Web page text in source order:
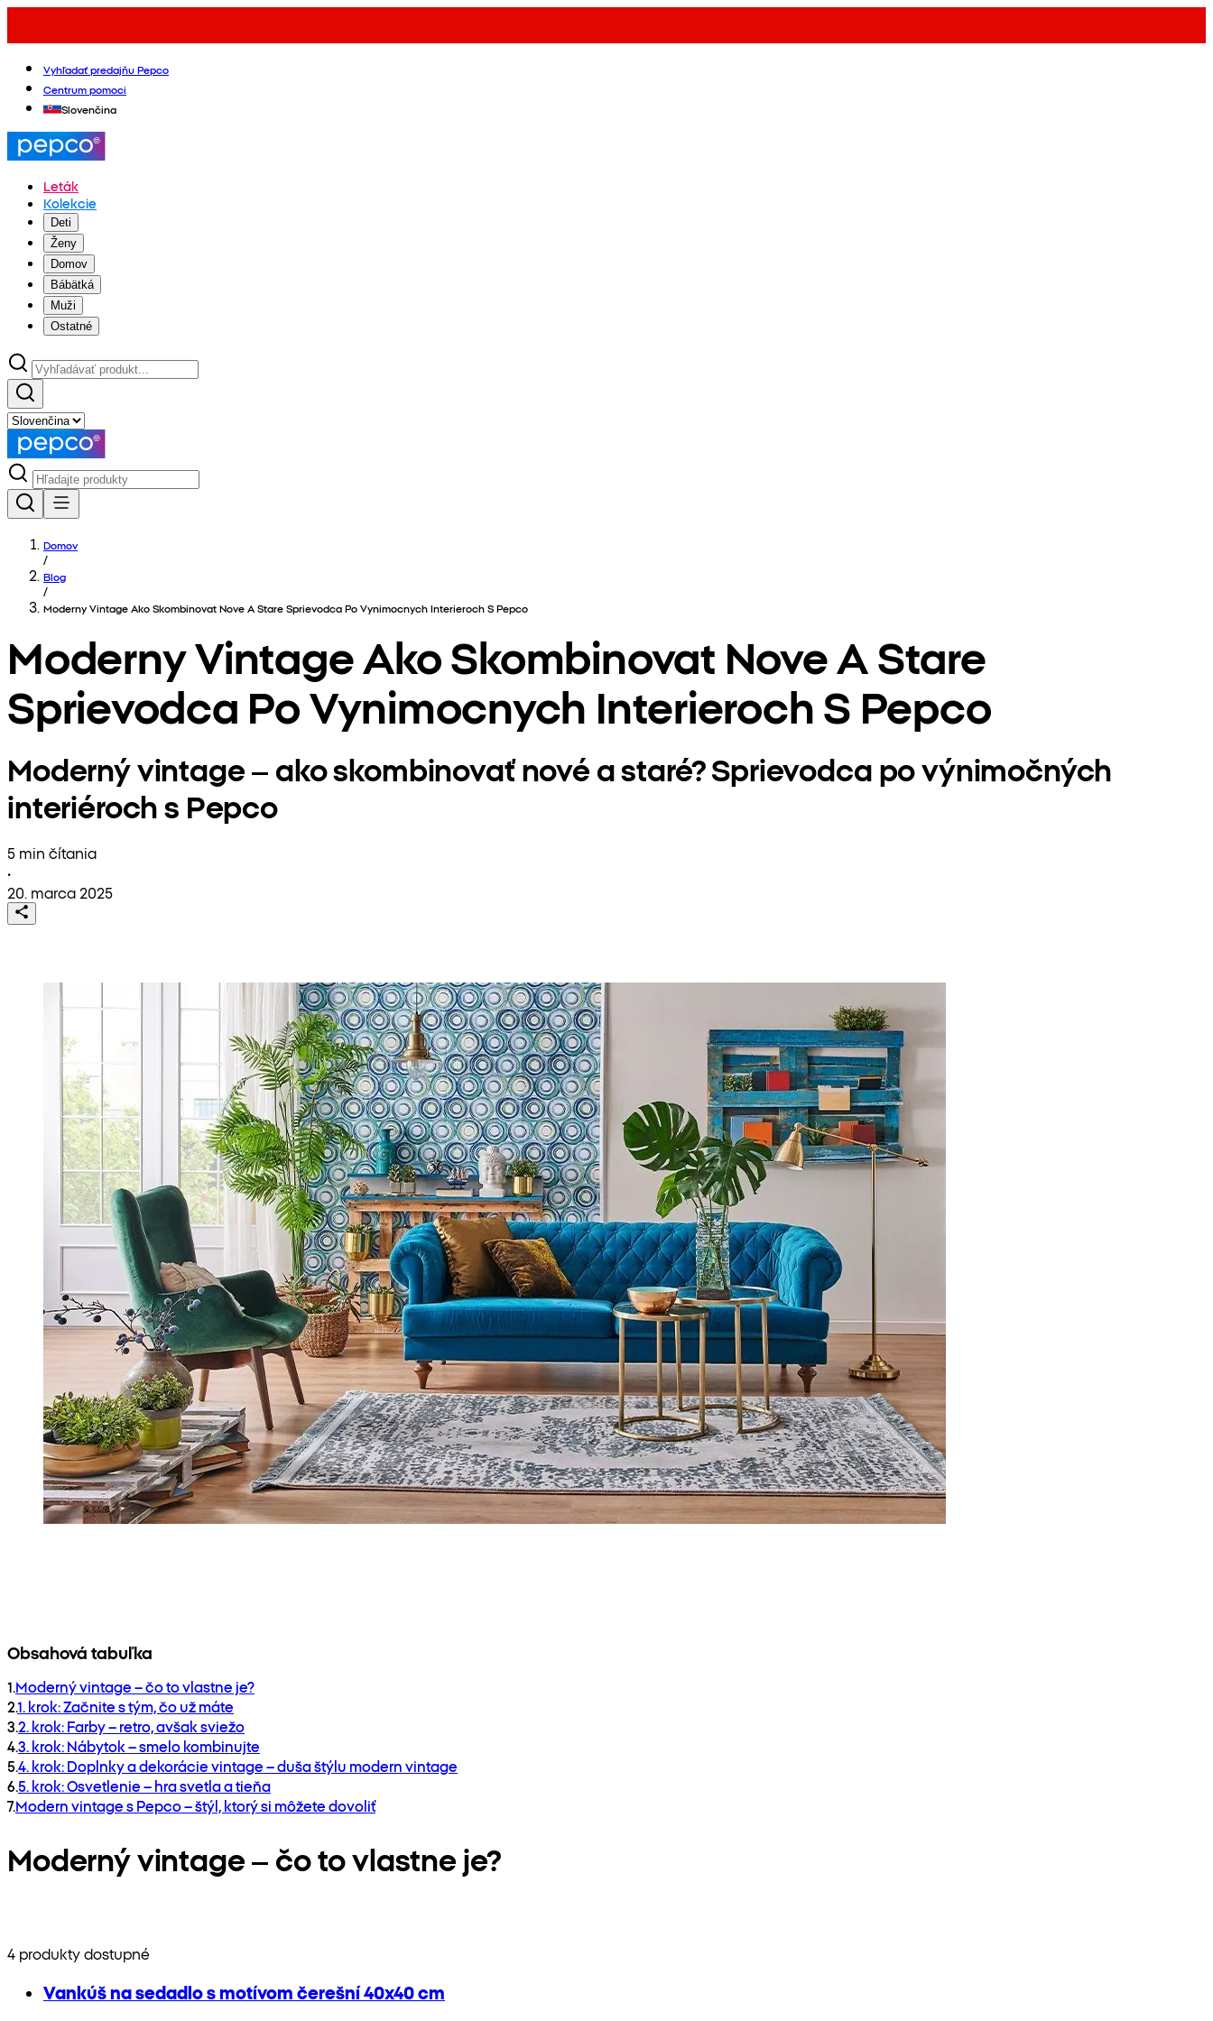
Vyhľadať predajňu Pepco
Centrum pomoci
Slovenčina
Leták
Kolekcie
Deti
Ženy
Domov
Bábätká
Muži
Ostatné
Domov
/
Blog
/
Moderny Vintage Ako Skombinovat Nove A Stare Sprievodca Po Vynimocnych Interieroch S Pepco
Moderny Vintage Ako Skombinovat Nove A Stare
Sprievodca Po Vynimocnych Interieroch S Pepco
Moderný vintage – ako skombinovať nové a staré? Sprievodca po výnimočných
interiéroch s Pepco
5 min čítania
•
20. marca 2025
Obsahová tabuľka
1.Moderný vintage – čo to vlastne je?
2.1. krok: Začnite s tým, čo už máte
3.2. krok: Farby – retro, avšak sviežo
4.3. krok: Nábytok – smelo kombinujte
5.4. krok: Doplnky a dekorácie vintage – duša štýlu modern vintage
6.5. krok: Osvetlenie – hra svetla a tieňa
7.Modern vintage s Pepco – štýl, ktorý si môžete dovoliť
Moderný vintage – čo to vlastne je?
4 produkty dostupné
Vankúš na sedadlo s motívom čerešní 40x40 cm